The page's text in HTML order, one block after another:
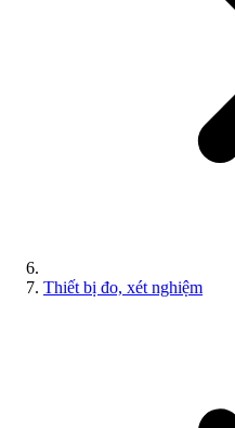
Thiết bị đo, xét nghiệm